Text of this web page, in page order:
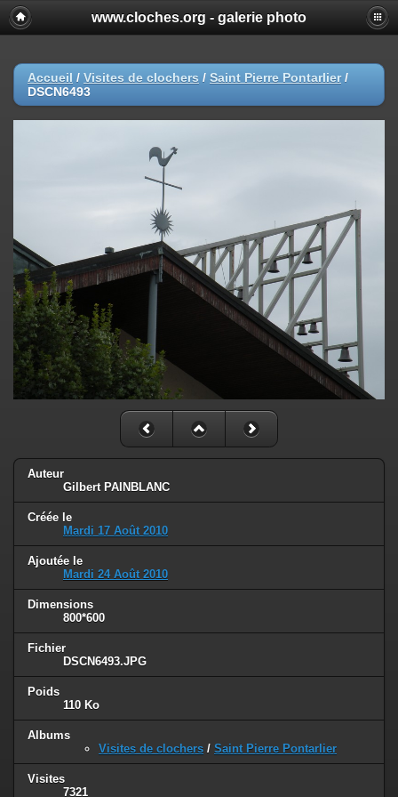
www.cloches.org - galerie photo
Accueil / Visites de clochers / Saint Pierre Pontarlier/
DSCN6493
Auteur
Gilbert PAINBLANC
Créée le
Mardi 17 Août 2010
Ajoutée le
Mardi 24 Août 2010
Dimensions
800*600
Fichier
DSCN6493.JPG
Poids
110 Ko
Albums
Visites de clochers / Saint Pierre Pontarlier
Visites
7321